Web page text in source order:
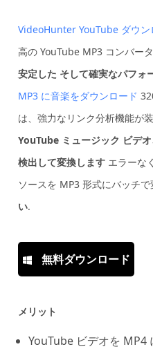
VideoHunter YouTube ダウン
高の YouTube MP3 コンバー
安定した そして確実なパフォ
MP3 に音楽をダウンロード
は、強力なリンク分析機能が
YouTube ミュージック ビデ
検出して変換します エラーな
ソースを MP3 形式にバッチ
い.
無料ダウンロード
メリット
YouTube ビデオを MP4